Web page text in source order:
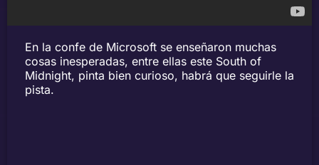
En la confe de Microsoft se enseñaron muchas
cosas inesperadas, entre ellas este South of
Midnight, pinta bien curioso, habrá que seguirle la
pista.